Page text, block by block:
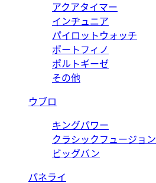
アクアタイマー
インヂュニア
パイロットウォッチ
ポートフィノ
ポルトギーゼ
その他
ウブロ
キングパワー
クラシックフュージョン
ビッグバン
パネライ